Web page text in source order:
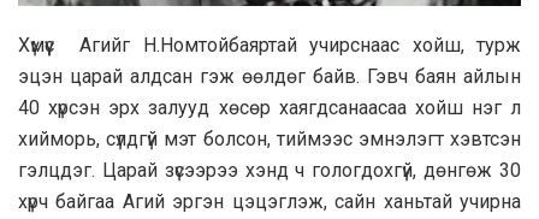
Хүмүүс Агийг Н.Номтойбаяртай учирснаас хойш, турж
эцэн царай алдсан гэж өөлдөг байв. Гэвч баян айлын
40 хүрсэн эрх залууд хөсөр хаягдсанаасаа хойш нэг л
хийморь, сүлдгүй мэт болсон, тиймээс эмнэлэгт хэвтсэн
гэлцдэг. Царай зүсээрээ хэнд ч гологдохгүй, дөнгөж 30
хүрч байгаа Агий эргэн цэцэглэж, сайн ханьтай учирна